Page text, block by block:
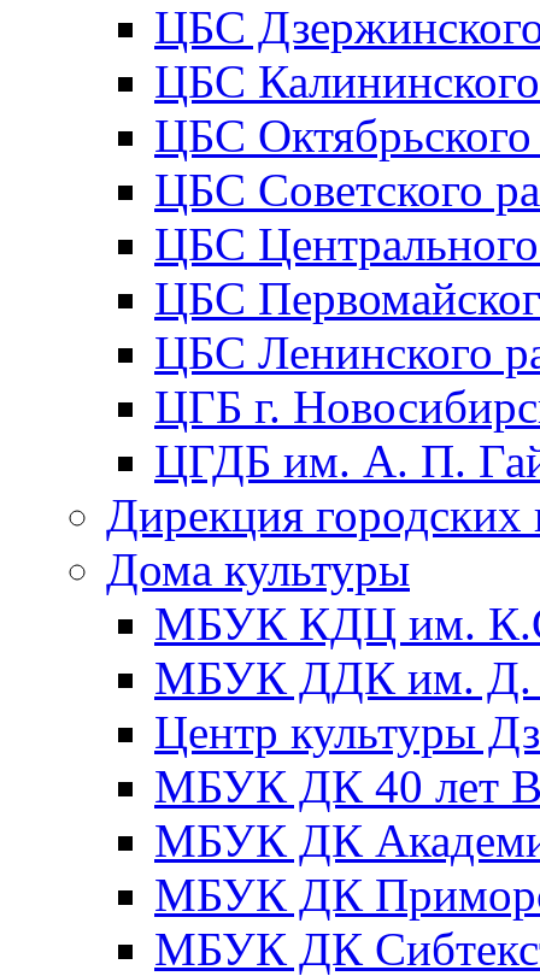
ЦБС
ЦБС
ЦБС
ЦБС Советского
ЦБС
ЦБС
ЦБС Ленинского
ЦГБ г.
ЦГДБ им. А. П.
Дирекция городских
Дома культуры
МБУК КДЦ им.
МБУК ДДК им. Д.
Центр культуры
МБУК ДК 40 лет
МБУК ДК
МБУК ДК
МБУК ДК